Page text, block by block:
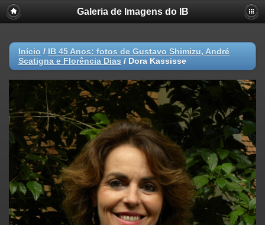
Galeria de Imagens do IB
Início / IB 45 Anos: fotos de Gustavo Shimizu, André
Scatigna e Florência Dias / Dora Kassisse